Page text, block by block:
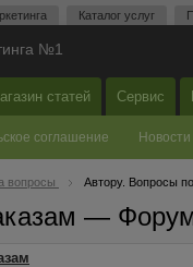
Каталог услуг
№1
статей Сервис
соглашение Новости
вопросы Автору. Вопросы
—